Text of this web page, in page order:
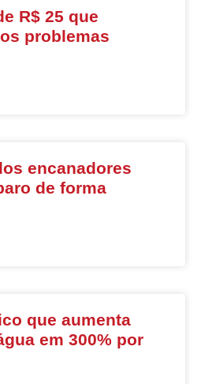
R$ 25 que
problemas
encanadores
de forma
que aumenta
em 300% por